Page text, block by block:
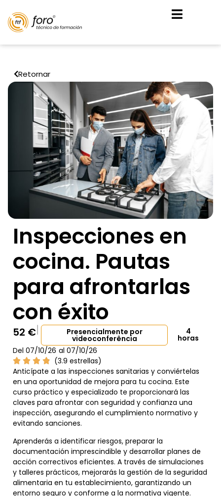
Retornar
Inspecciones en
cocina. Pautas
para afrontarlas
con éxito
52 € Presencialmente por
videoconferência
4
horas
Del 07/10/26 al 07/10/26
(3.9 estrellas)
Anticípate a las inspecciones sanitarias y conviértelas
en una oportunidad de mejora para tu cocina. Este
curso práctico y especializado te proporcionará las
claves para afrontar con seguridad y confianza una
inspección, asegurando el cumplimiento normativo y
evitando sanciones.
Aprenderás a identificar riesgos, preparar la
documentación imprescindible y desarrollar planes de
acción correctivos eficientes. A través de simulaciones
y talleres prácticos, mejorarás la gestión de la seguridad
alimentaria en tu establecimiento, garantizando un
entorno seguro y conforme a la normativa vigente.